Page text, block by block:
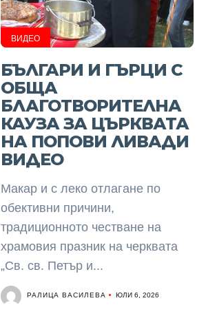
ВИДЕО
БЪЛГАРИ И ГЪРЦИ С
ОБЩА
БЛАГОТВОРИТЕЛНА
КАУЗА ЗА ЦЪРКВАТА
НА ПОПОВИ ЛИВАДИ
ВИДЕО
Макар и с леко отлагане по
обективни причини,
традиционното честване на
храмовия празник на черквата
„Св. св. Петър и...
РАЛИЦА ВАСИЛЕВА ЮЛИ 6, 2026